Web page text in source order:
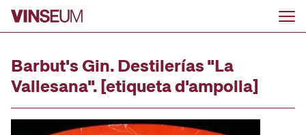
Ir al contenido
Barbut's Gin. Destilerías "La
Vallesana". [etiqueta d'ampolla]